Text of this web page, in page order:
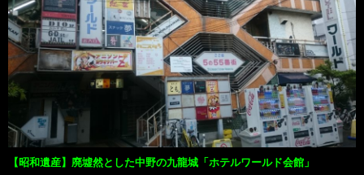
【昭和遺産】廃墟然とした中野の九龍城「ホテルワールド会館」